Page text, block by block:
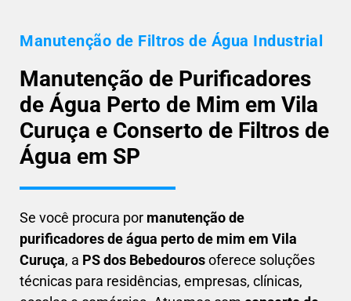
Manutenção de Filtros de Água Industrial
Manutenção de Purificadores
de Água Perto de Mim em Vila
Curuça e Conserto de Filtros de
Água em SP
Se você procura por manutenção de
purificadores de água perto de mim em Vila
Curuça, a PS dos Bebedourosoferece soluções
técnicas para residências, empresas, clínicas,